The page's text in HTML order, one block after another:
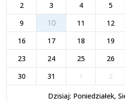
2
3 4 5
9
10 11 12
16
17 18 19
23
24 25 26
30
31 1 2
Dzisiaj: Poniedziałek,